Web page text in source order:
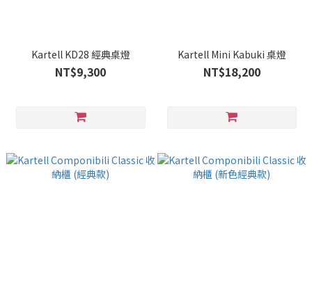
Kartell KD28 經典桌燈
NT$9,300
Kartell Mini Kabuki 桌燈
NT$18,200